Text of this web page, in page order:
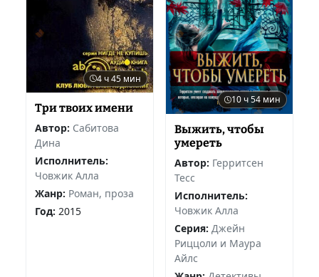
4 ч 45 мин
Три твоих имени
Автор: Сабитова
Дина
Исполнитель:
Човжик Алла
Жанр: Роман, проза
Год: 2015
10 ч 54 мин
Выжить, чтобы
умереть
Автор: Герритсен
Тесс
Исполнитель:
Човжик Алла
Серия: Джейн
Риццоли и Маура
Айлс